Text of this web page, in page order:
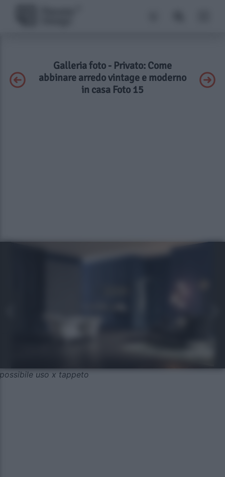
Galleria foto - Privato: Come
abbinare arredo vintage e moderno
in casa Foto 15
possibile uso x tappeto